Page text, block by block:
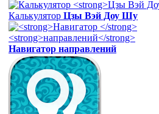
Калькулятор Цзы Вэй Доу Шу
Навигатор направлений